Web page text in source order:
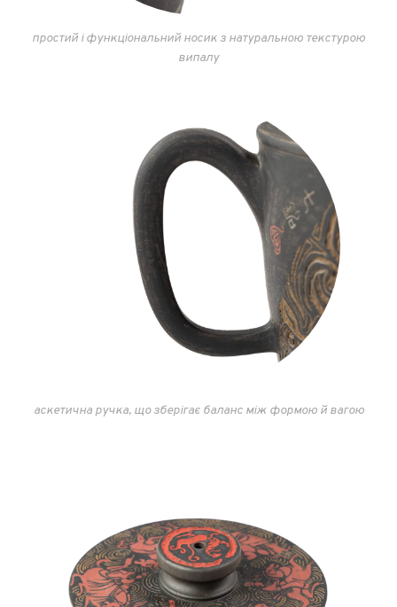
простий і функціональний носик з натуральною текстурою
випалу
аскетична ручка, що зберігає баланс між формою й вагою